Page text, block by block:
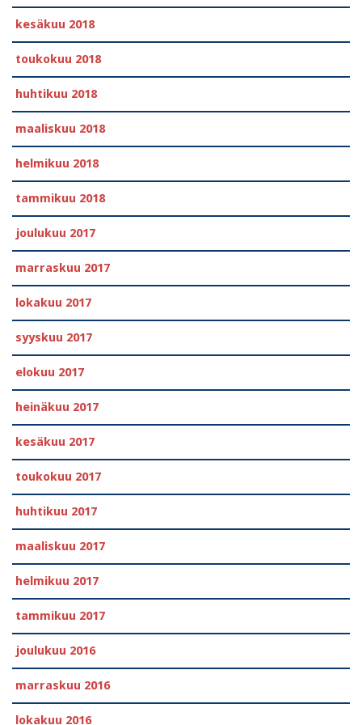
kesäkuu 2018
toukokuu 2018
huhtikuu 2018
maaliskuu 2018
helmikuu 2018
tammikuu 2018
joulukuu 2017
marraskuu 2017
lokakuu 2017
syyskuu 2017
elokuu 2017
heinäkuu 2017
kesäkuu 2017
toukokuu 2017
huhtikuu 2017
maaliskuu 2017
helmikuu 2017
tammikuu 2017
joulukuu 2016
marraskuu 2016
lokakuu 2016